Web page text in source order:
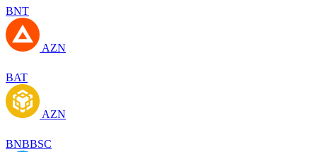
BNT
AZN
BAT
AZN
BNBBSC